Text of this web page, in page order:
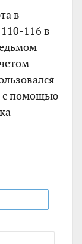
в
116 в
с помощью